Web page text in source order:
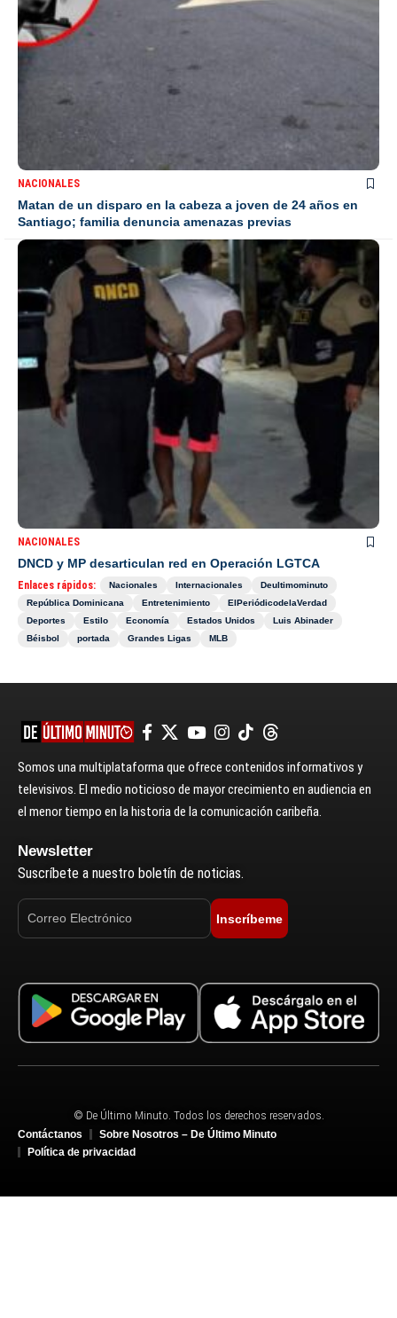
NACIONALES
Matan de un disparo en la cabeza a joven de 24 años en
Santiago; familia denuncia amenazas previas
NACIONALES
DNCD y MP desarticulan red en Operación LGTCA
Enlaces rápidos: Nacionales Internacionales
Deultimominuto
República Dominicana
Entretenimiento
ElPeriódicodelaVerdad
Deportes
Estilo Economía Estados Unidos
Luis Abinader
Béisbol
portada Grandes Ligas MLB
Somos una multiplataforma que ofrece contenidos informativos y
televisivos. El medio noticioso de mayor crecimiento en audiencia en
el menor tiempo en la historia de la comunicación caribeña.
Newsletter
Suscríbete a nuestro boletín de noticias.
Inscríbeme
© De Último Minuto. Todos los derechos reservados.
Contáctanos
Sobre Nosotros – De Último Minuto
Política de privacidad